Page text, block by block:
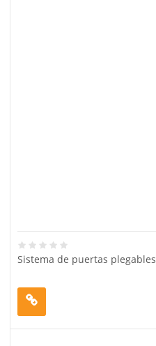
Sistema de puertas plegables